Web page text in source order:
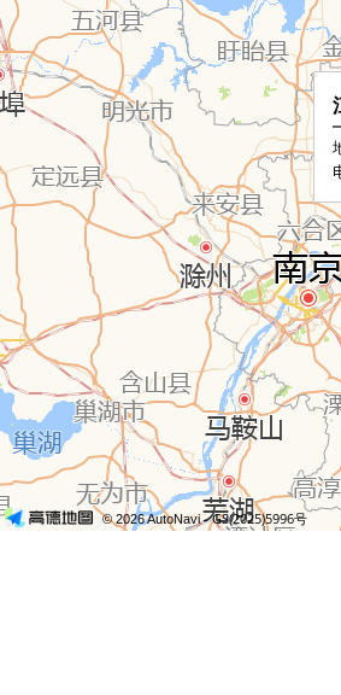
© 2026 AutoNavi- GS(2025)5996号